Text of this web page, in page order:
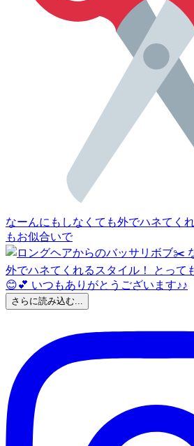
なーんにもしなくても外でハネてく
もお似合いで
さらに読み込む...